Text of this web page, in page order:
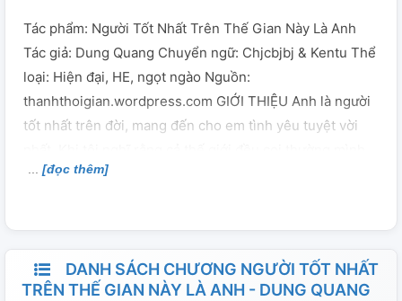
Tác phẩm: Người Tốt Nhất Trên Thế Gian Này Là Anh
Tác giả: Dung Quang Chuyển ngữ: Chjcbjbj & Kentu Thể
loại: Hiện đại, HE, ngọt ngào Nguồn:
thanhthoigian.wordpress.com GIỚI THIỆU Anh là người
tốt nhất trên đời, mang đến cho em tình yêu tuyệt vời
tôi đã gặp một người. Anh khẽ mỉm cười chìa tay ra với
[đọc thêm]
DANH SÁCH CHƯƠNG NGƯỜI TỐT NHẤT
TRÊN THẾ GIAN NÀY LÀ ANH - DUNG QUANG